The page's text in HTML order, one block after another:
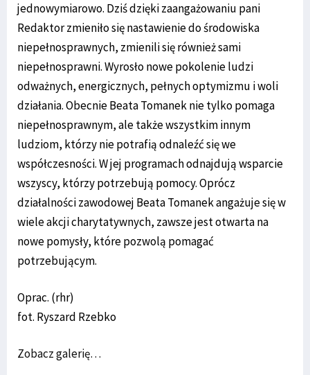
jednowymiarowo. Dziś dzięki zaangażowaniu pani
Redaktor zmieniło się nastawienie do środowiska
niepełnosprawnych, zmienili się również sami
niepełnosprawni. Wyrosło nowe pokolenie ludzi
odważnych, energicznych, pełnych optymizmu i woli
działania. Obecnie Beata Tomanek nie tylko pomaga
niepełnosprawnym, ale także wszystkim innym
ludziom, którzy nie potrafią odnaleźć się we
współczesności. W jej programach odnajdują wsparcie
wszyscy, którzy potrzebują pomocy. Oprócz
działalności zawodowej Beata Tomanek angażuje się w
wiele akcji charytatywnych, zawsze jest otwarta na
nowe pomysły, które pozwolą pomagać
potrzebującym.
Oprac. (rhr)
fot. Ryszard Rzebko
Zobacz galerię…